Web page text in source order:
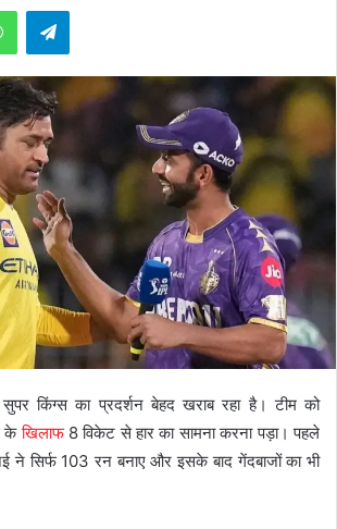
WhatsAppTelegram
किंग्स का प्रदर्शन बेहद खराब रहा है। टीम को
केखिलाफ8 विकेट से हार का सामना करना पड़ा। पहले
ने सिर्फ 103 रन बनाए और इसके बाद गेंदबाजों का भी